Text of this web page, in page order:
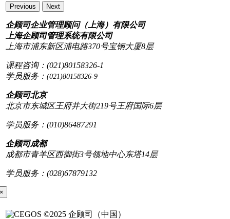
Previous Next
企顾司企业管理顾问（上海）有限公司
上海企顾司管理系统有限公司
上海市浦东新区浦电路370号宝钢大厦8层
课程咨询：(021)80158326-1
学员服务： (021)80158326-9
企顾司北京
北京市东城区王府井大街219号王府国际6层
学员服务：(010)86487291
企顾司成都
成都市青羊区西御街3号领地中心东塔14层
学员服务：(028)67879132
©2025 企顾司（中国）